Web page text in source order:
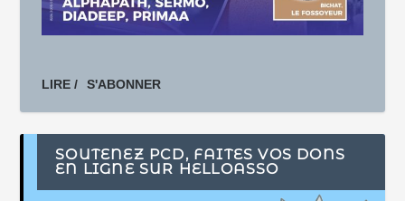
LIRE / S'ABONNER
SOUTENEZ PCD, FAITES VOS DONS
EN LIGNE SUR HELLOASSO